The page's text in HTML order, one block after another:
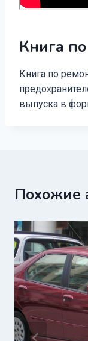
Книга
Книга по
выпуска в
Похожие